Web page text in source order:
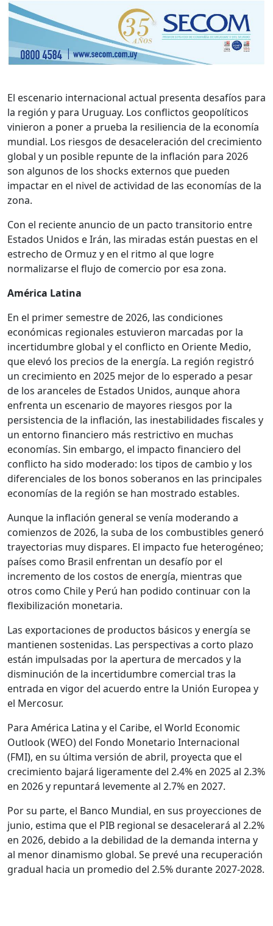
El escenario internacional actual presenta desafíos para
la región y para Uruguay. Los conflictos geopolíticos
vinieron a poner a prueba la resiliencia de la economía
mundial. Los riesgos de desaceleración del crecimiento
global y un posible repunte de la inflación para 2026
son algunos de los shocks externos que pueden
impactar en el nivel de actividad de las economías de la
zona.
Con el reciente anuncio de un pacto transitorio entre
Estados Unidos e Irán, las miradas están puestas en el
estrecho de Ormuz y en el ritmo al que logre
normalizarse el flujo de comercio por esa zona.
América Latina
En el primer semestre de 2026, las condiciones
económicas regionales estuvieron marcadas por la
incertidumbre global y el conflicto en Oriente Medio,
que elevó los precios de la energía. La región registró
un crecimiento en 2025 mejor de lo esperado a pesar
de los aranceles de Estados Unidos, aunque ahora
enfrenta un escenario de mayores riesgos por la
persistencia de la inflación, las inestabilidades fiscales y
un entorno financiero más restrictivo en muchas
economías. Sin embargo, el impacto financiero del
conflicto ha sido moderado: los tipos de cambio y los
diferenciales de los bonos soberanos en las principales
economías de la región se han mostrado estables.
Aunque la inflación general se venía moderando a
comienzos de 2026, la suba de los combustibles generó
trayectorias muy dispares. El impacto fue heterogéneo;
países como Brasil enfrentan un desafío por el
incremento de los costos de energía, mientras que
otros como Chile y Perú han podido continuar con la
flexibilización monetaria.
Las exportaciones de productos básicos y energía se
mantienen sostenidas. Las perspectivas a corto plazo
están impulsadas por la apertura de mercados y la
disminución de la incertidumbre comercial tras la
entrada en vigor del acuerdo entre la Unión Europea y
el Mercosur.
Para América Latina y el Caribe, el World Economic
Outlook (WEO) del Fondo Monetario Internacional
(FMI), en su última versión de abril, proyecta que el
crecimiento bajará ligeramente del 2.4% en 2025 al 2.3%
en 2026 y repuntará levemente al 2.7% en 2027.
Por su parte, el Banco Mundial, en sus proyecciones de
junio, estima que el PIB regional se desacelerará al 2.2%
en 2026, debido a la debilidad de la demanda interna y
al menor dinamismo global. Se prevé una recuperación
gradual hacia un promedio del 2.5% durante 2027-2028.